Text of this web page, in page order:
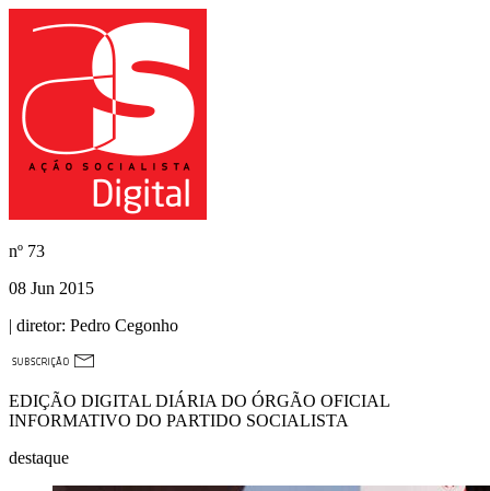
nº 73
08 Jun 2015
| diretor: Pedro Cegonho
EDIÇÃO DIGITAL DIÁRIA DO ÓRGÃO OFICIAL
INFORMATIVO DO PARTIDO SOCIALISTA
destaque